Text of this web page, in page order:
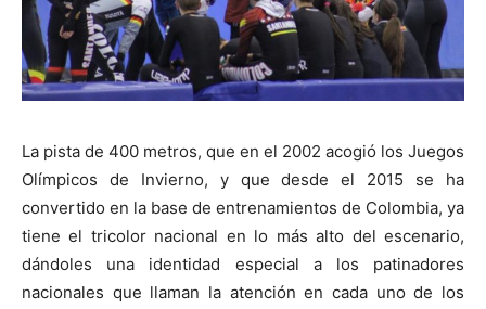
La pista de 400 metros, que en el 2002 acogió los Juegos
Olímpicos de Invierno, y que desde el 2015 se ha
convertido en la base de entrenamientos de Colombia, ya
tiene el tricolor nacional en lo más alto del escenario,
dándoles una identidad especial a los patinadores
nacionales que llaman la atención en cada uno de los